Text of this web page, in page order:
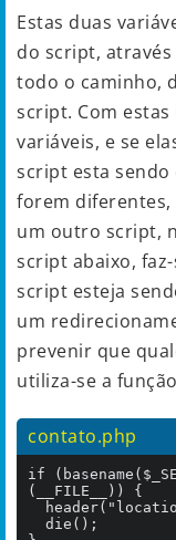
Estas duas
do script,
todo o caminho,
script. Com
variáveis, e se
script esta sendo
forem
um outro script,
script abaixo,
script esteja
um
prevenir que
utiliza-se a função
contato.php
if
(__FILE__)) {